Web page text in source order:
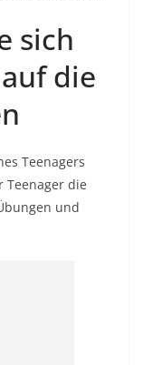
sich
die
Teenagers
Teenager die
und